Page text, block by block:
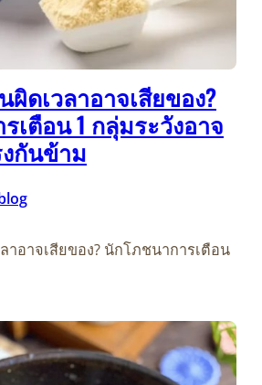
ดเวลาอาจเสียของ?
เตือน 1 กลุ่มระวังอาจ
กันข้าม
าอาจเสียของ? นักโภชนาการเตือน